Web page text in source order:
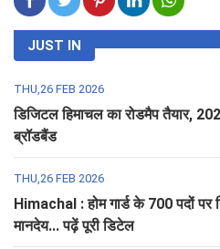
JUST IN
THU,26 FEB 2026
डिजिटल हिमाचल का रोडमैप तैयार,
ब्रॉडबैंड
THU,26 FEB 2026
Himachal : होम गार्ड के 700 पदों पर
मानदेय... पढ़ें पूरी डिटेल